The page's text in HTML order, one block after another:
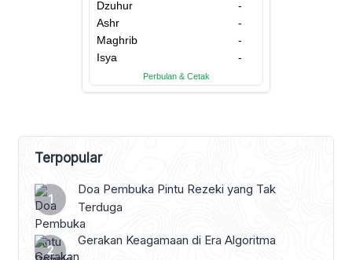
Terpopular
Doa Pembuka Pintu Rezeki yang Tak
Terduga
Gerakan Keagamaan di Era Algoritma